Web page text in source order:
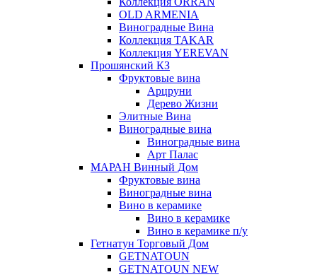
OLD ARMENIA
Виноградные Вина
Коллекция TAKAR
Коллекция YEREVAN
Прошянский КЗ
Фруктовые вина
Арцруни
Дерево Жизни
Элитные Вина
Виноградные вина
Виноградные вина
Арт Палас
МАРАН Винный Дом
Фруктовые вина
Виноградные вина
Вино в керамике
Вино в керамике
Вино в керамике п/у
Гетнатун Торговый Дом
GETNATOUN
GETNATOUN NEW